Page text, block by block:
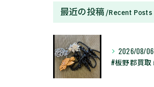
最近の投稿 Recent Posts
2026/08/06